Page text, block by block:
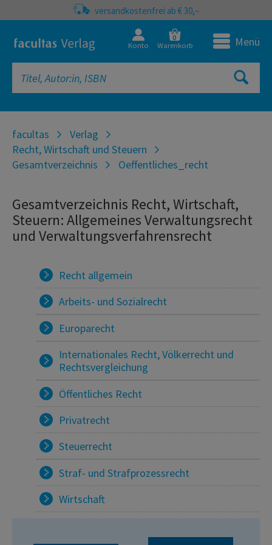
versandkostenfrei ab € 30,–
Konto
0
Warenkorb Menü
facultas
Verlag
Recht, Wirtschaft und Steuern
Gesamtverzeichnis
Oeffentliches_recht
Gesamtverzeichnis Recht, Wirtschaft,
Steuern: Allgemeines Verwaltungsrecht
und Verwaltungsverfahrensrecht
Recht allgemein
Arbeits- und Sozialrecht
Europarecht
Internationales Recht, Völkerrecht und
Rechtsvergleichung
Öffentliches Recht
Privatrecht
Steuerrecht
Straf- und Strafprozessrecht
Wirtschaft